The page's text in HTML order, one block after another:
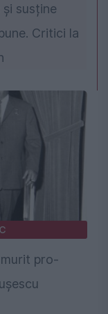
susține
Critici la
pro-